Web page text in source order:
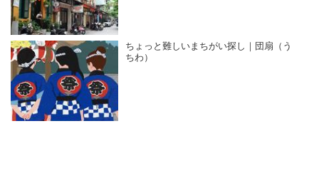
ちょっと難しいまちがい探し｜団扇（う
ちわ）